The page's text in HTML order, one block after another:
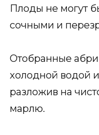
Плоды не могут
сочными и
Отобранные
холодной водой
разложив на
марлю.